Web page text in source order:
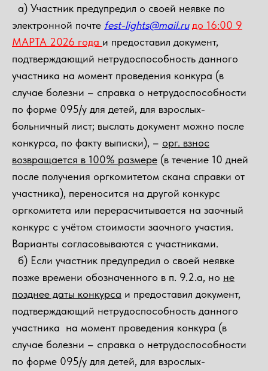
а) Участник предупредил о своей неявке по
электронной почте fest-lights@mail.ru до 16:00 9
МАРТА 2026 года и предоставил документ,
подтверждающий нетрудоспособность данного
участника на момент проведения конкура (в
случае болезни – справка о нетрудоспособности
по форме 095/у для детей, для взрослых-
больничный лист; выслать документ можно после
конкурса, по факту выписки), – орг. взнос
возвращается в 100% размере (в течение 10 дней
после получения оргкомитетом скана справки от
участника), переносится на другой конкурс
оргкомитета или перерасчитывается на заочный
конкурс с учётом стоимости заочного участия.
Варианты согласовываются с участниками.
б) Если участник предупредил о своей неявке
позже времени обозначенного в п. 9.2.а, но не
позднее даты конкурса и предоставил документ,
подтверждающий нетрудоспособность данного
участника на момент проведения конкура (в
случае болезни – справка о нетрудоспособности
по форме 095/у для детей, для взрослых-